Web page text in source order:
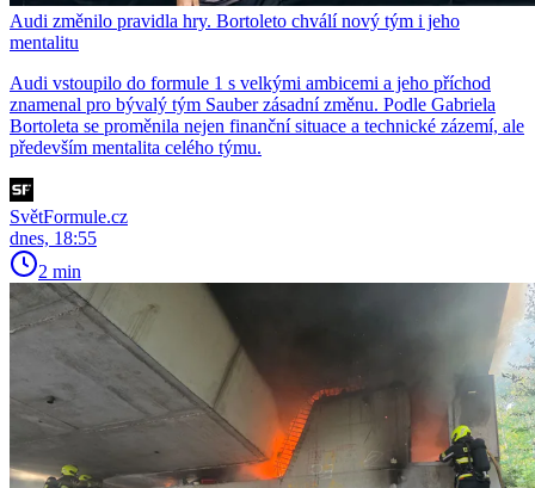
Audi změnilo pravidla hry. Bortoleto chválí nový tým i jeho
mentalitu
Audi vstoupilo do formule 1 s velkými ambicemi a jeho příchod
znamenal pro bývalý tým Sauber zásadní změnu. Podle Gabriela
Bortoleta se proměnila nejen finanční situace a technické zázemí, ale
především mentalita celého týmu.
SvětFormule.cz
dnes, 18:55
2 min